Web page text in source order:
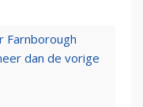
Farnborough
dan de vorige